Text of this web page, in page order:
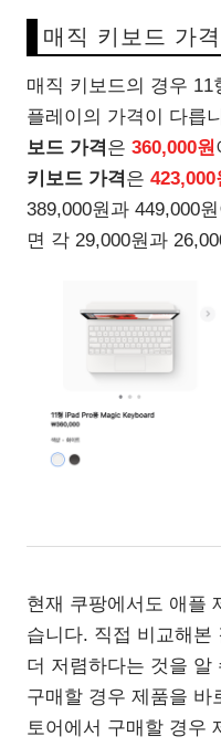
매직 키보드 가격
매직 키보드의 경우
플레이의 가격이 다릅
보드 가격은 360,000원
키보드 가격은 423,000
389,000원과 449,000
면 각 29,000원과
현재 쿠팡에서도 애플
습니다. 직접 비교해본
더 저렴하다는 것을 알
구매할 경우 제품을 바
토어에서 구매할 경우